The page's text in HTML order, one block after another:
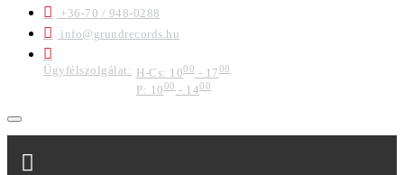
+36-70 / 948-0288
info@grundrecords.hu
Ügyfélszolgálat: H-Cs: 1000 - 1700
P: 1000- 1400